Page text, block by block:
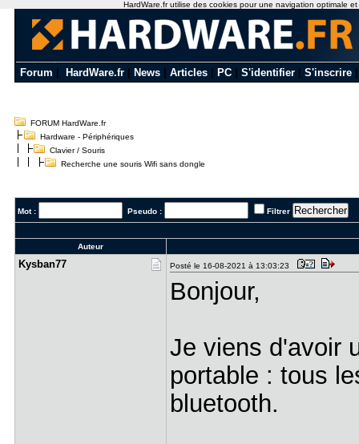
Forum HardWare.fr News Articles PC S'identifier S'inscrire
FORUM HardWare.fr
Hardware - Périphériques
Clavier / Souris
Recherche une souris Wifi sans dongle
Mot : Pseudo : Filtrer
Auteur
Kysban77 Posté le 16-08-2021 à 13:03:23
Bonjour,
Je viens d'avoir
portable : tous
bluetooth.
HardWare.fr utilise des cookies pour une navigation optimale